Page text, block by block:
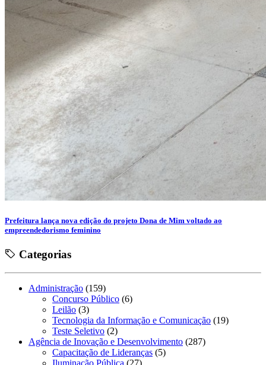
Prefeitura lança nova edição do projeto Dona de Mim voltado ao
empreendedorismo feminino
Categorias
Administração (159)
Concurso Público (6)
Leilão (3)
Tecnologia da Informação e Comunicação (19)
Teste Seletivo (2)
Agência de Inovação e Desenvolvimento (287)
Capacitação de Lideranças (5)
Iluminação Pública (27)